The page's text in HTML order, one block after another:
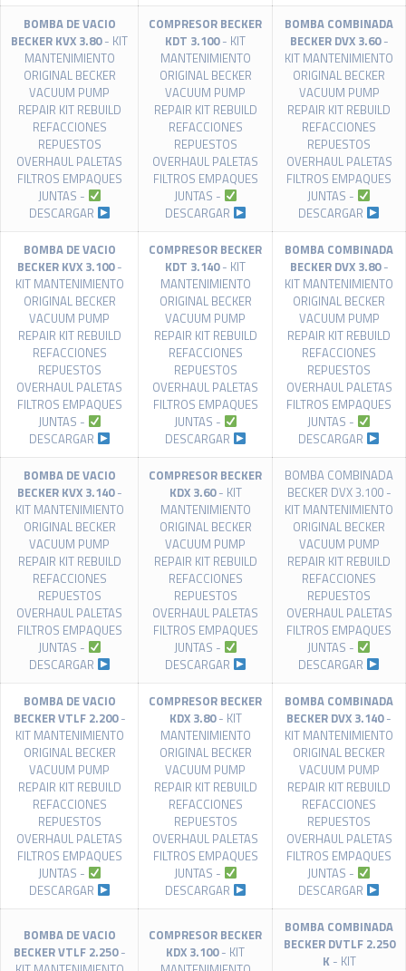
BOMBA DE VACIO
BECKER KVX 3.80- KIT
MANTENIMIENTO
ORIGINAL BECKER
VACUUM PUMP
REPAIR KIT REBUILD
REFACCIONES
REPUESTOS
OVERHAUL PALETAS
FILTROS EMPAQUES
JUNTAS -
DESCARGAR
COMPRESOR BECKER
KDT 3.100- KIT
MANTENIMIENTO
ORIGINAL BECKER
VACUUM PUMP
REPAIR KIT REBUILD
REFACCIONES
REPUESTOS
OVERHAUL PALETAS
FILTROS EMPAQUES
JUNTAS -
DESCARGAR
BOMBA COMBINADA
BECKER DVX 3.60-
KIT MANTENIMIENTO
ORIGINAL BECKER
VACUUM PUMP
REPAIR KIT REBUILD
REFACCIONES
REPUESTOS
OVERHAUL PALETAS
FILTROS EMPAQUES
JUNTAS -
DESCARGAR
BOMBA DE VACIO
BECKER KVX 3.100-
KIT MANTENIMIENTO
ORIGINAL BECKER
VACUUM PUMP
REPAIR KIT REBUILD
REFACCIONES
REPUESTOS
OVERHAUL PALETAS
FILTROS EMPAQUES
JUNTAS -
DESCARGAR
COMPRESOR BECKER
KDT 3.140- KIT
MANTENIMIENTO
ORIGINAL BECKER
VACUUM PUMP
REPAIR KIT REBUILD
REFACCIONES
REPUESTOS
OVERHAUL PALETAS
FILTROS EMPAQUES
JUNTAS -
DESCARGAR
BOMBA COMBINADA
BECKER DVX 3.80-
KIT MANTENIMIENTO
ORIGINAL BECKER
VACUUM PUMP
REPAIR KIT REBUILD
REFACCIONES
REPUESTOS
OVERHAUL PALETAS
FILTROS EMPAQUES
JUNTAS -
DESCARGAR
BOMBA DE VACIO
BECKER KVX 3.140-
KIT MANTENIMIENTO
ORIGINAL BECKER
VACUUM PUMP
REPAIR KIT REBUILD
REFACCIONES
REPUESTOS
OVERHAUL PALETAS
FILTROS EMPAQUES
JUNTAS -
DESCARGAR
COMPRESOR BECKER
KDX 3.60- KIT
MANTENIMIENTO
ORIGINAL BECKER
VACUUM PUMP
REPAIR KIT REBUILD
REFACCIONES
REPUESTOS
OVERHAUL PALETAS
FILTROS EMPAQUES
JUNTAS -
DESCARGAR
BOMBA COMBINADA
BECKER DVX 3.100 -
KIT MANTENIMIENTO
ORIGINAL BECKER
VACUUM PUMP
REPAIR KIT REBUILD
REFACCIONES
REPUESTOS
OVERHAUL PALETAS
FILTROS EMPAQUES
JUNTAS -
DESCARGAR
BOMBA DE VACIO
BECKER VTLF 2.200-
KIT MANTENIMIENTO
ORIGINAL BECKER
VACUUM PUMP
REPAIR KIT REBUILD
REFACCIONES
REPUESTOS
OVERHAUL PALETAS
FILTROS EMPAQUES
JUNTAS -
DESCARGAR
COMPRESOR BECKER
KDX 3.80- KIT
MANTENIMIENTO
ORIGINAL BECKER
VACUUM PUMP
REPAIR KIT REBUILD
REFACCIONES
REPUESTOS
OVERHAUL PALETAS
FILTROS EMPAQUES
JUNTAS -
DESCARGAR
BOMBA COMBINADA
BECKER DVX 3.140-
KIT MANTENIMIENTO
ORIGINAL BECKER
VACUUM PUMP
REPAIR KIT REBUILD
REFACCIONES
REPUESTOS
OVERHAUL PALETAS
FILTROS EMPAQUES
JUNTAS -
DESCARGAR
BOMBA DE VACIO
BECKER VTLF 2.250-
COMPRESOR BECKER
KDX 3.100- KIT
BOMBA COMBINADA
BECKER DVTLF 2.250
K- KIT